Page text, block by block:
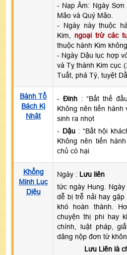
- Nạp Âm: Ngày Sơn
Mão và Quý Mão.
- Ngày này thuộc
Kim, ngoại trừ các
thuộc hành Kim
- Ngày Dậu lục hợp
và Tỵ thành Kim cục
Tuất, phá Tý, tuyệt
Bành Tổ
Bách Kị
Nhật
- Đinh : “Bất thế
Không nên tiến hành
sinh ra nhọt
- Dậu: “Bất hội
Không nên tiến
chủ có hại
Khổng
Minh Lục
Diệu
Ngày : Lưu liên
tức ngày Hung.
dễ bị trễ nải hay
khó hoàn thành.
chuyện thị phi hay
chính, luật pháp,
dâng nộp đơn từ
Lưu Liên là